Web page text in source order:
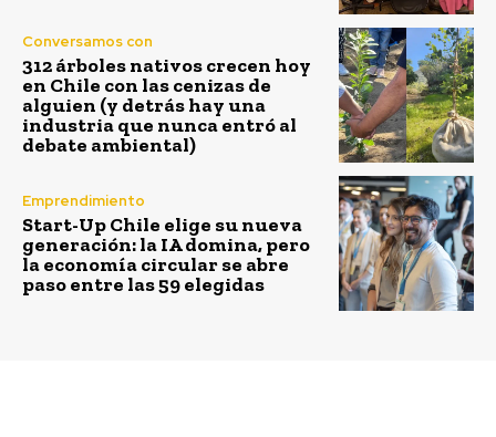
Conversamos con
312 árboles nativos crecen hoy
en Chile con las cenizas de
alguien (y detrás hay una
industria que nunca entró al
debate ambiental)
Emprendimiento
Start-Up Chile elige su nueva
generación: la IA domina, pero
la economía circular se abre
paso entre las 59 elegidas